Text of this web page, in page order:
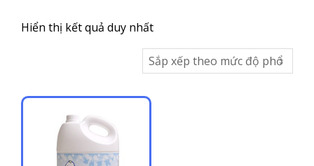
Hiển thị kết quả duy nhất